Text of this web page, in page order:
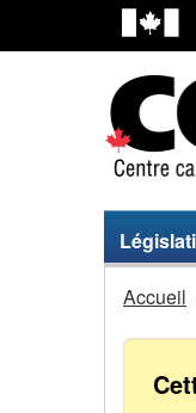
du
site
ministériel
Accueil